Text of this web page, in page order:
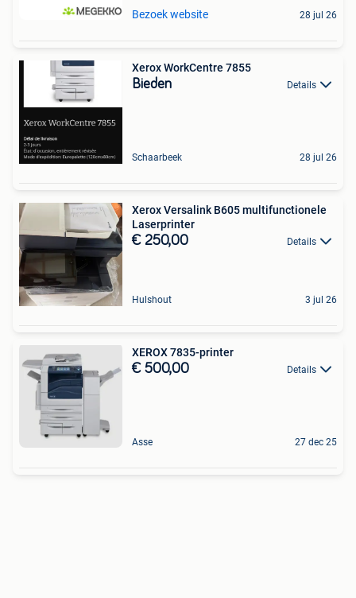
Bezoek website 28 jul 26
Xerox WorkCentre 7855
Bieden Details
Schaarbeek 28 jul 26
Xerox Versalink B605 multifunctionele
Laserprinter
€ 250,00 Details
Hulshout 3 jul 26
XEROX 7835-printer
€ 500,00 Details
Asse 27 dec 25